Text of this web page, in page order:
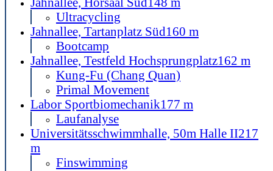
Ultracycling
Jahnallee, Tartanplatz Süd160 m
Bootcamp
Jahnallee, Testfeld Hochsprungplatz162 m
Kung-Fu (Chang Quan)
Primal Movement
Labor Sportbiomechanik177 m
Laufanalyse
Universitätsschwimmhalle, 50m Halle II217
m
Finswimming